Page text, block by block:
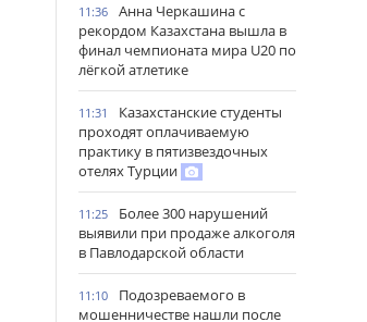
11:36
Анна Черкашина с
рекордом Казахстана вышла в
финал чемпионата мира U20 по
лёгкой атлетике
11:31
Казахстанские студенты
проходят оплачиваемую
практику в пятизвездочных
отелях Турции
11:25
Более 300 нарушений
выявили при продаже алкоголя
в Павлодарской области
11:10
Подозреваемого в
мошенничестве нашли после